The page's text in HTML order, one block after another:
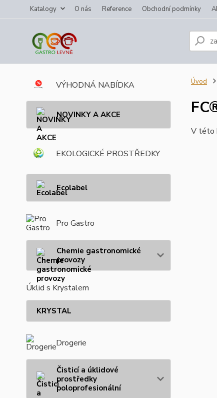
Katalogy O nás Reference Obchodní podmínky
VÝHODNÁ NABÍDKA
NOVINKY A AKCE
EKOLOGICKÉ PROSTŘEDKY
Ecolabel
Pro Gastro
Chemie gastronomické
provozy
Úklid s Krystalem
KRYSTAL
Drogerie
Čisticí a úklidové
prostředky
poloprofesionální
Úvod
V této